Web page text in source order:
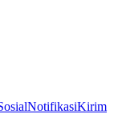
NotifikasiKirim